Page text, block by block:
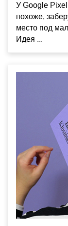
У Google
похоже,
место под
Идея ...